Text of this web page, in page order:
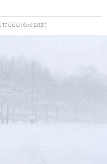
17 diciembre 2025